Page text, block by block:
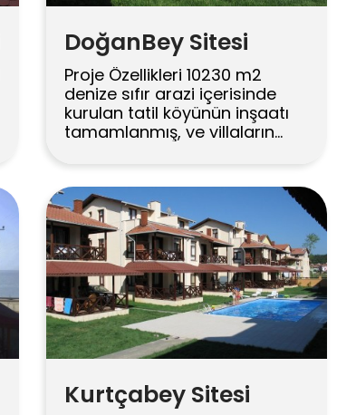
DoğanBey Sitesi
Proje Özellikleri 10230 m2
denize sıfır arazi içerisinde
kurulan tatil köyünün inşaatı
tamamlanmış, ve villaların
Kurtçabey Sitesi